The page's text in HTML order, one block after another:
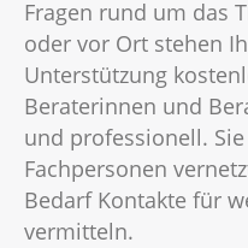
Fragen rund um das
oder vor Ort stehen
Unterstützung
Beraterinnen und
und professionell.
Fachpersonen
Bedarf Kontakte für
vermitteln.